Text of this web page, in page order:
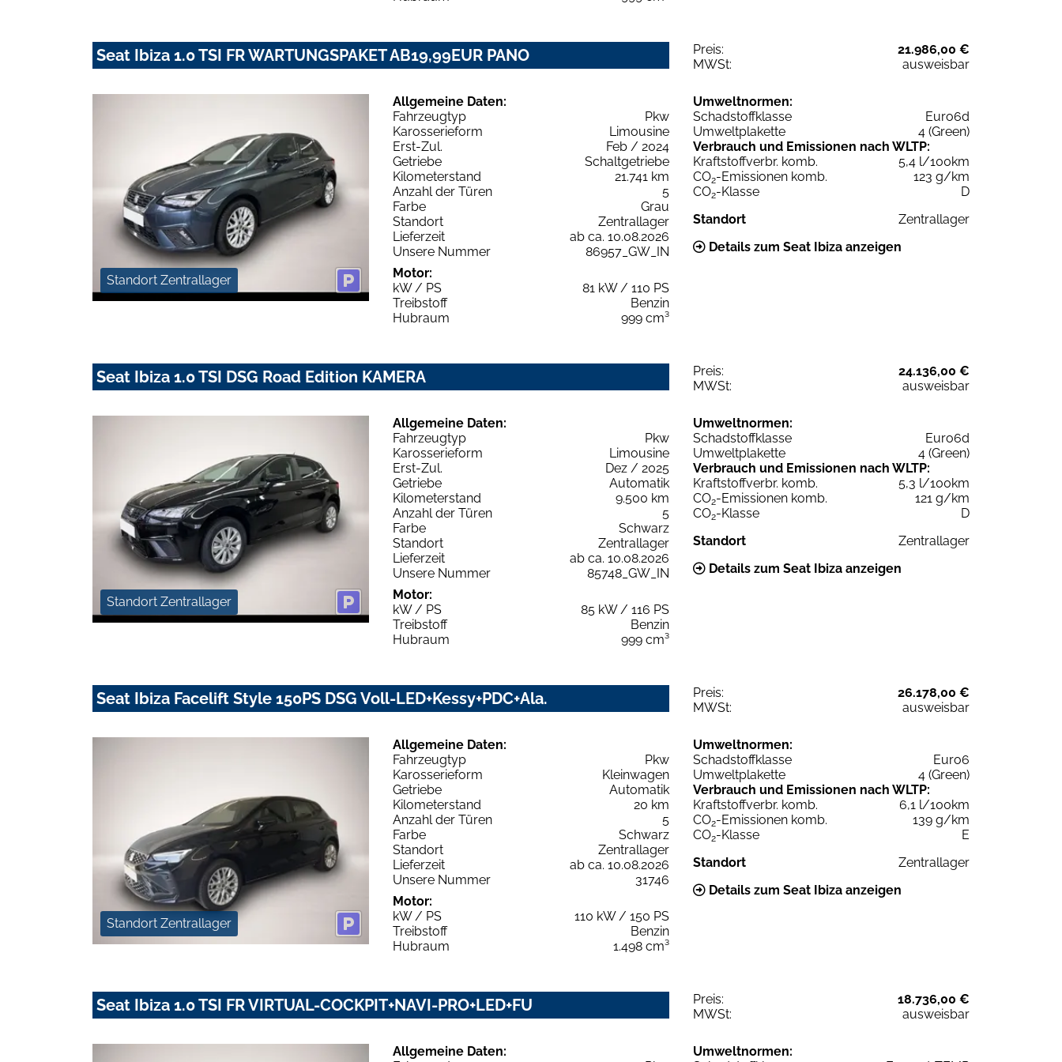
Seat Ibiza 1.0 TSI FR WARTUNGSPAKET AB19,99EUR PANO Preis:
21.986,00 €
MWSt:
ausweisbar
Standort Zentrallager
Allgemeine Daten:
Fahrzeugtyp
Pkw
Karosserieform
Limousine
Erst-Zul.
Feb / 2024
Getriebe
Schaltgetriebe
Kilometerstand
21.741 km
Anzahl der Türen
5
Farbe
Grau
Standort
Zentrallager
Lieferzeit
ab ca. 10.08.2026
Unsere Nummer
86957_GW_IN
Motor:
kW / PS
81 kW / 110 PS
Treibstoff
Benzin
Hubraum
999 cm³
Umweltnormen:
Schadstoffklasse
Euro6d
Umweltplakette
4 (Green)
Verbrauch und Emissionen nach WLTP:
Kraftstoffverbr. komb.
5,4 l/100km
CO2-Emissionen komb.
123 g/km
CO2-Klasse
D
Standort
Zentrallager
Details zum Seat Ibiza anzeigen
Seat Ibiza 1.0 TSI DSG Road Edition KAMERA Preis:
24.136,00 €
MWSt:
ausweisbar
Standort Zentrallager
Allgemeine Daten:
Fahrzeugtyp
Pkw
Karosserieform
Limousine
Erst-Zul.
Dez / 2025
Getriebe
Automatik
Kilometerstand
9.500 km
Anzahl der Türen
5
Farbe
Schwarz
Standort
Zentrallager
Lieferzeit
ab ca. 10.08.2026
Unsere Nummer
85748_GW_IN
Motor:
kW / PS
85 kW / 116 PS
Treibstoff
Benzin
Hubraum
999 cm³
Umweltnormen:
Schadstoffklasse
Euro6d
Umweltplakette
4 (Green)
Verbrauch und Emissionen nach WLTP:
Kraftstoffverbr. komb.
5,3 l/100km
CO2-Emissionen komb.
121 g/km
CO2-Klasse
D
Standort
Zentrallager
Details zum Seat Ibiza anzeigen
Seat Ibiza Facelift Style 150PS DSG Voll-LED+Kessy+PDC+Ala. Preis:
26.178,00 €
MWSt:
ausweisbar
Standort Zentrallager
Allgemeine Daten:
Fahrzeugtyp
Pkw
Karosserieform
Kleinwagen
Getriebe
Automatik
Kilometerstand
20 km
Anzahl der Türen
5
Farbe
Schwarz
Standort
Zentrallager
Lieferzeit
ab ca. 10.08.2026
Unsere Nummer
31746
Motor:
kW / PS
110 kW / 150 PS
Treibstoff
Benzin
Hubraum
1.498 cm³
Umweltnormen:
Schadstoffklasse
Euro6
Umweltplakette
4 (Green)
Verbrauch und Emissionen nach WLTP:
Kraftstoffverbr. komb.
6,1 l/100km
CO2-Emissionen komb.
139 g/km
CO2-Klasse
E
Standort
Zentrallager
Details zum Seat Ibiza anzeigen
Seat Ibiza 1.0 TSI FR VIRTUAL-COCKPIT+NAVI-PRO+LED+FU Preis:
18.736,00 €
MWSt:
ausweisbar
Allgemeine Daten:
Umweltnormen: